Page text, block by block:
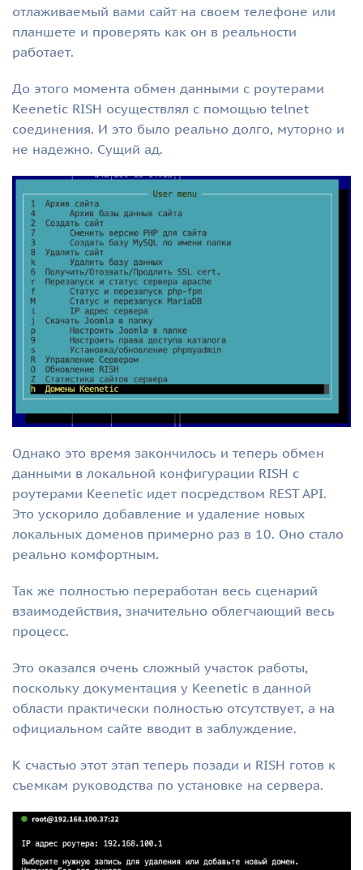
отлаживаемый вами сайт на своем телефоне или
планшете и проверять как он в реальности
работает.
До этого момента обмен данными с роутерами
Keenetic RISH осуществлял с помощью telnet
соединения. И это было реально долго, муторно и
не надежно. Сущий ад.
Однако это время закончилось и теперь обмен
данными в локальной конфигурации RISH с
роутерами Keenetic идет посредством REST API.
Это ускорило добавление и удаление новых
локальных доменов примерно раз в 10. Оно стало
реально комфортным.
Так же полностью переработан весь сценарий
взаимодействия, значительно облегчающий весь
процесс.
Это оказался очень сложный участок работы,
поскольку документация у Keenetic в данной
области практически полностью отсутствует, а на
официальном сайте вводит в заблуждение.
К счастью этот этап теперь позади и RISH готов к
съемкам руководства по установке на сервера.